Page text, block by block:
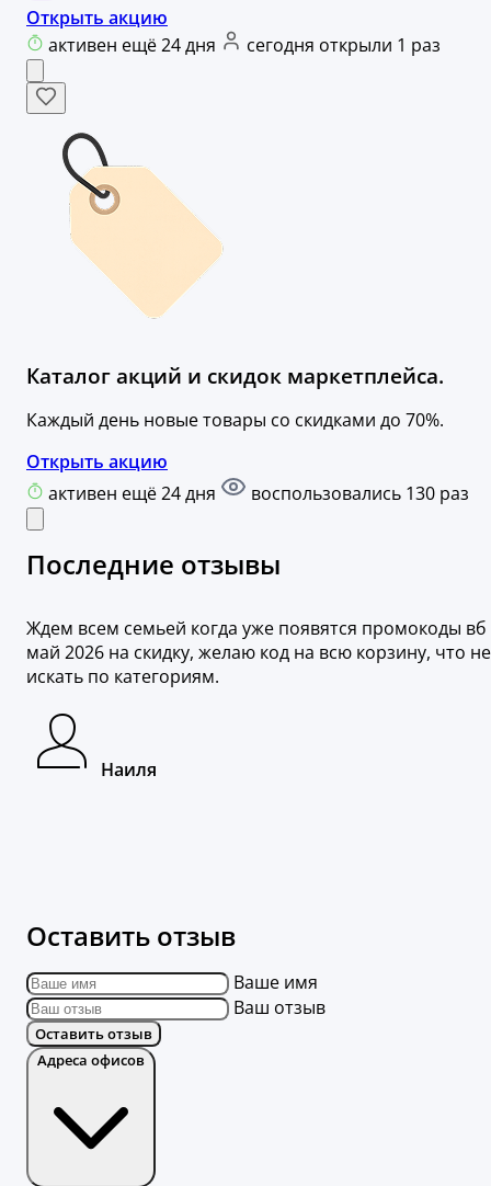
Открыть акцию
активен ещё 24 дня
сегодня открыли 1 раз
Каталог акций и скидок маркетплейса.
Каждый день новые товары со скидками до 70%.
Открыть акцию
активен ещё 24 дня
воспользовались 130 раз
Последние отзывы
Ждем всем семьей когда уже появятся промокоды вб
май 2026 на скидку, желаю код на всю корзину, что не
искать по категориям.
Наиля
Оставить отзыв
Ваше имя
Ваш отзыв
Оставить отзыв
Адреса офисов